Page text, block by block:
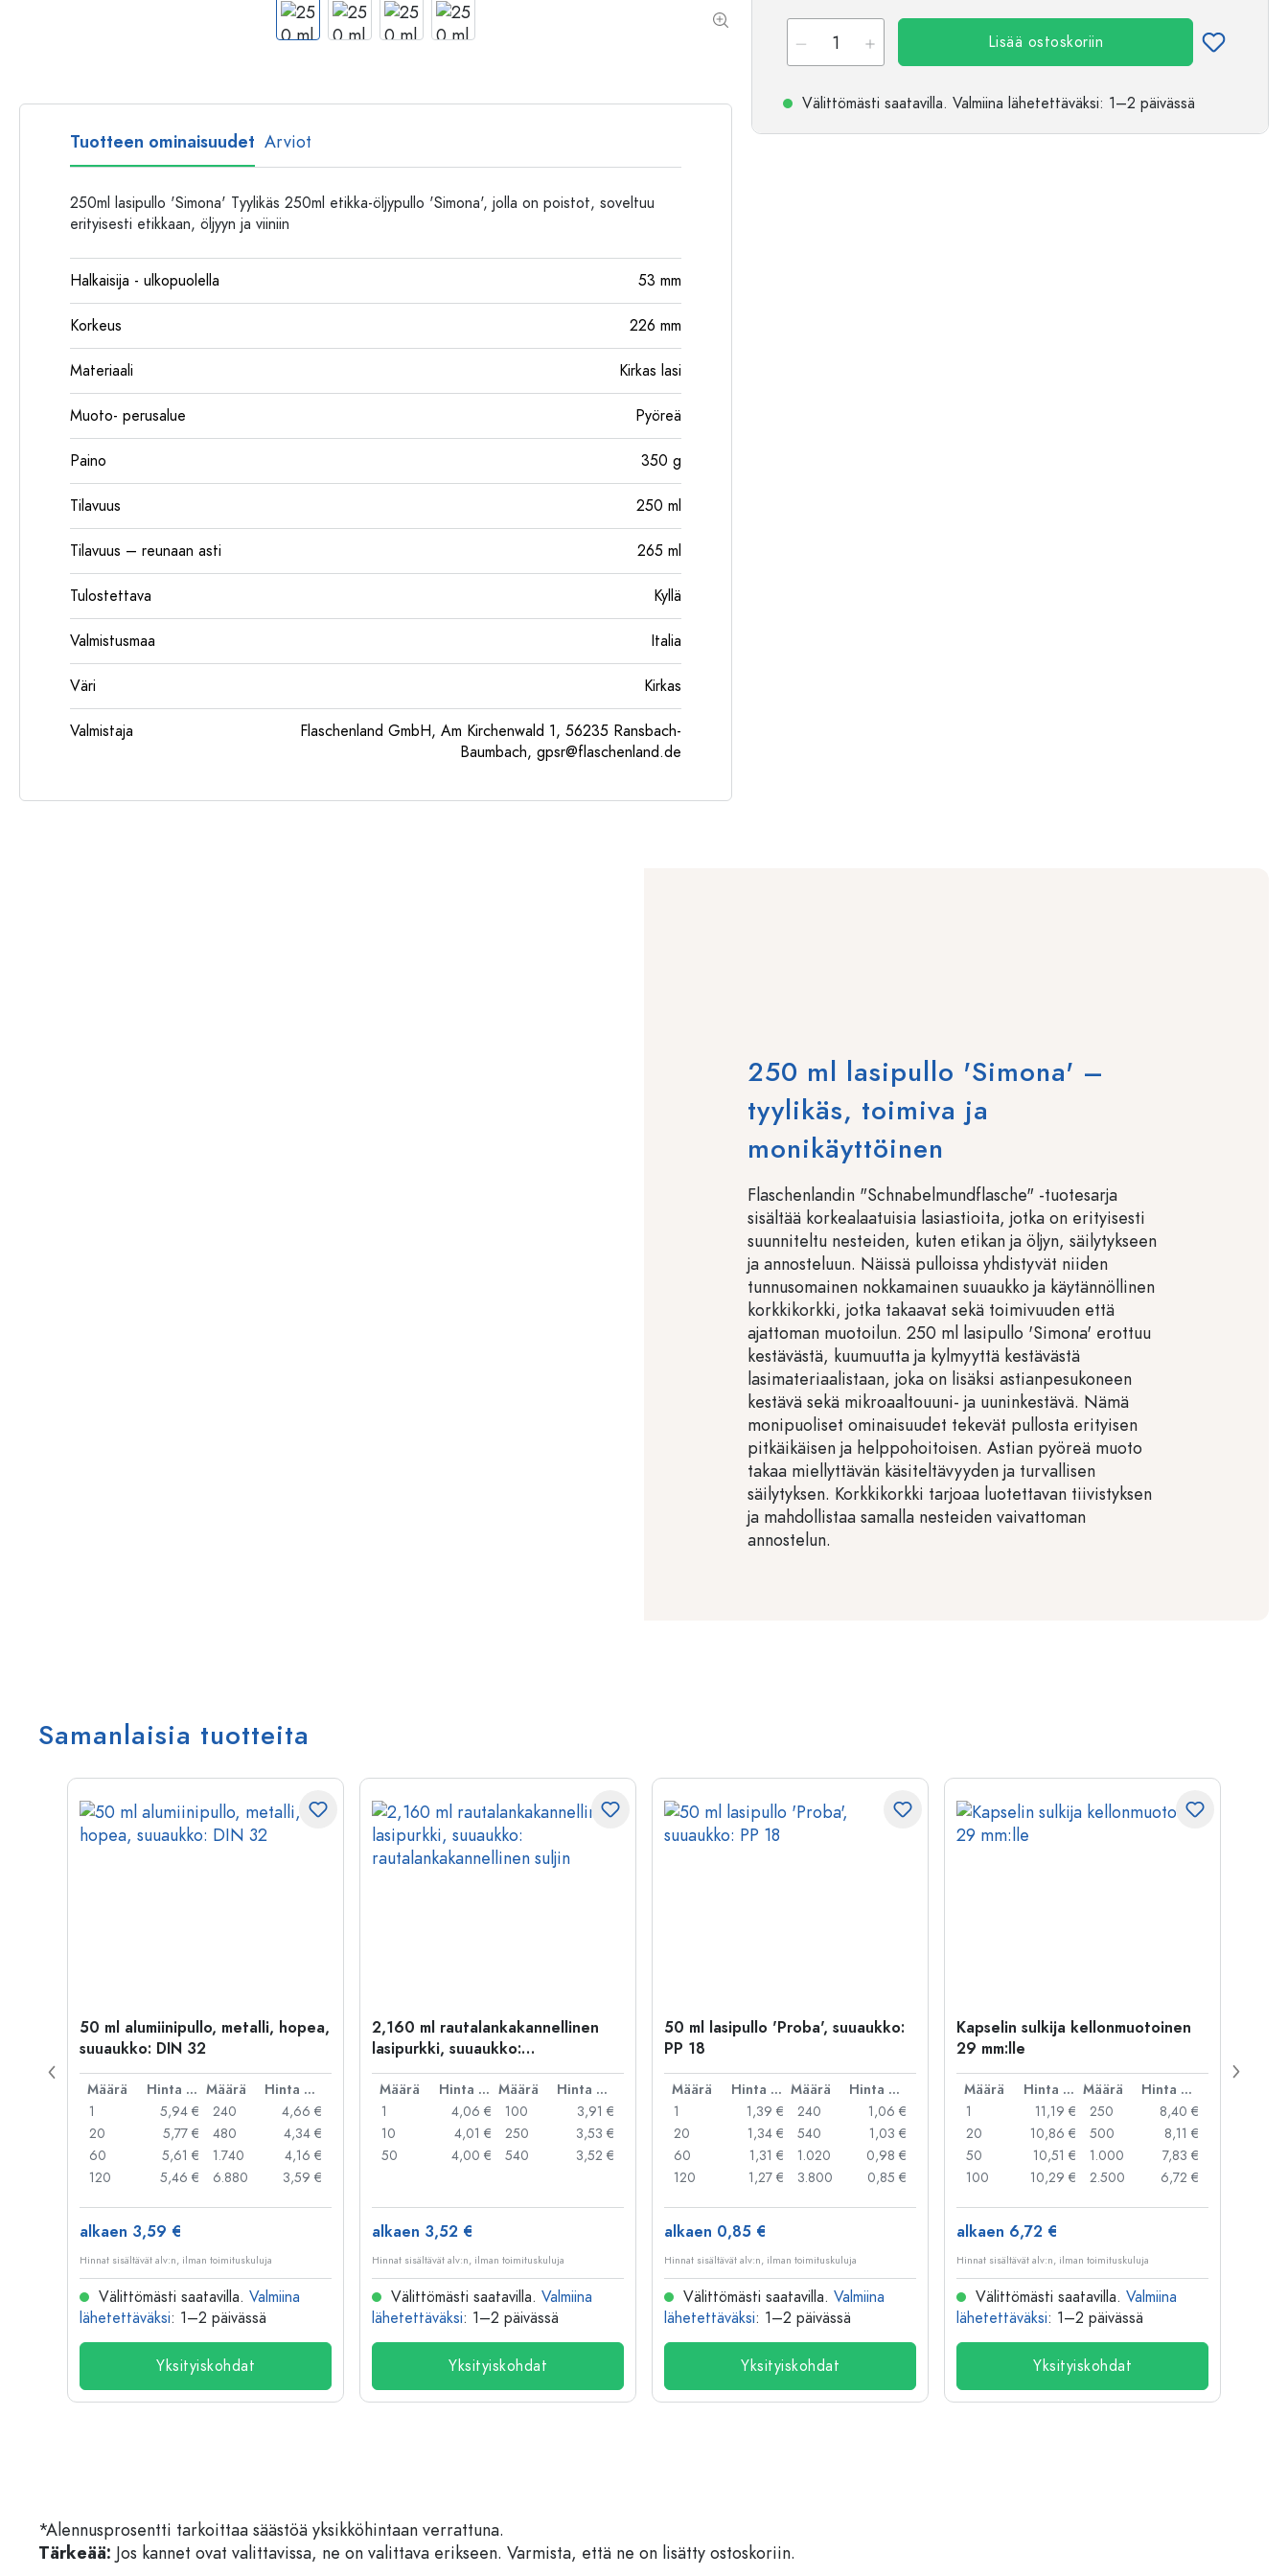
Muovipullot
Lisää ostoskoriin
Välittömästi saatavilla. Valmiina lähetettäväksi: 1–2 päivässä
Tuotteen ominaisuudet Arviot
250ml lasipullo 'Simona' Tyylikäs 250ml etikka-öljypullo 'Simona', jolla on poistot, soveltuu
erityisesti etikkaan, öljyyn ja viiniin
Halkaisija - ulkopuolella 53 mm
Korkeus 226 mm
Materiaali Kirkas lasi
Muoto- perusalue Pyöreä
Paino 350 g
Tilavuus 250 ml
Tilavuus – reunaan asti 265 ml
Tulostettava Kyllä
Valmistusmaa Italia
Väri Kirkas
Valmistaja
Flaschenland GmbH, Am Kirchenwald 1, 56235 Ransbach-
Baumbach, gpsr@flaschenland.de
250 ml lasipullo 'Simona' –
tyylikäs, toimiva ja
monikäyttöinen
Flaschenlandin "Schnabelmundflasche" -tuotesarja
sisältää korkealaatuisia lasiastioita, jotka on erityisesti
suunniteltu nesteiden, kuten etikan ja öljyn, säilytykseen
ja annosteluun. Näissä pulloissa yhdistyvät niiden
tunnusomainen nokkamainen suuaukko ja käytännöllinen
korkkikorkki, jotka takaavat sekä toimivuuden että
ajattoman muotoilun. 250 ml lasipullo 'Simona' erottuu
kestävästä, kuumuutta ja kylmyyttä kestävästä
lasimateriaalistaan, joka on lisäksi astianpesukoneen
kestävä sekä mikroaaltouuni- ja uuninkestävä. Nämä
monipuoliset ominaisuudet tekevät pullosta erityisen
pitkäikäisen ja helppohoitoisen. Astian pyöreä muoto
takaa miellyttävän käsiteltävyyden ja turvallisen
säilytyksen. Korkkikorkki tarjoaa luotettavan tiivistyksen
ja mahdollistaa samalla nesteiden vaivattoman
annostelun.
Samanlaisia tuotteita
50 ml alumiinipullo, metalli, hopea,
suuaukko: DIN 32
Määrä Hinta per kpl Määrä
Hinta per kpl
1
5,94 €
20
5,77 €
60
5,61 €
120
5,46 €
240
4,66 €
480
4,34 €
1.740
4,16 €
6.880
3,59 €
alkaen 3,59 €
Hinnat sisältävät alv:n, ilman toimituskuluja
Välittömästi saatavilla. Valmiina
lähetettäväksi: 1–2 päivässä
Yksityiskohdat
2,160 ml rautalankakannellinen
lasipurkki, suuaukko:
rautalankakannellinen suljin
Määrä Hinta per kpl Määrä
Hinta per kpl
1
4,06 €
10
4,01 €
50
4,00 €
100
3,91 €
250
3,53 €
540
3,52 €
alkaen 3,52 €
Hinnat sisältävät alv:n, ilman toimituskuluja
Välittömästi saatavilla. Valmiina
lähetettäväksi: 1–2 päivässä
Yksityiskohdat
50 ml lasipullo 'Proba', suuaukko:
PP 18
Määrä Hinta per kpl Määrä
Hinta per kpl
1
1,39 €
20
1,34 €
60
1,31 €
120
1,27 €
240
1,06 €
540
1,03 €
1.020
0,98 €
3.800
0,85 €
alkaen 0,85 €
Hinnat sisältävät alv:n, ilman toimituskuluja
Välittömästi saatavilla. Valmiina
lähetettäväksi: 1–2 päivässä
Yksityiskohdat
Kapselin sulkija kellonmuotoinen
29 mm:lle
Määrä Hinta per kpl Määrä
Hinta per kpl
1
11,19 €
20
10,86 €
50
10,51 €
100
10,29 €
250
8,40 €
500
8,11 €
1.000
7,83 €
2.500
6,72 €
alkaen 6,72 €
Hinnat sisältävät alv:n, ilman toimituskuluja
Välittömästi saatavilla. Valmiina
lähetettäväksi: 1–2 päivässä
Yksityiskohdat
*Alennusprosentti tarkoittaa säästöä yksikköhintaan verrattuna.
Tärkeää: Jos kannet ovat valittavissa, ne on valittava erikseen. Varmista, että ne on lisätty ostoskoriin.